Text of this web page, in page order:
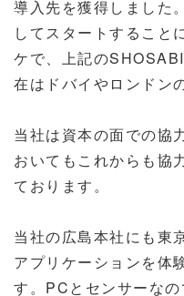
導入先を獲得しました
してスタートすること
ケで、上記の
在はドバイやロンドン
当社は資本の面での協
おいてもこれからも協
ております。
当社の広島本社にも東
アプリケーションを体
す。PCとセンサーなの